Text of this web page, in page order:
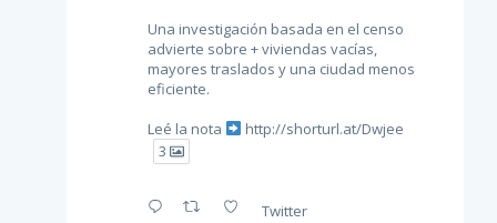
Una investigación basada en el censo
advierte sobre + viviendas vacías,
mayores traslados y una ciudad menos
eficiente.
Leé la nota
http://shorturl.at/Dwjee
3
Twitter